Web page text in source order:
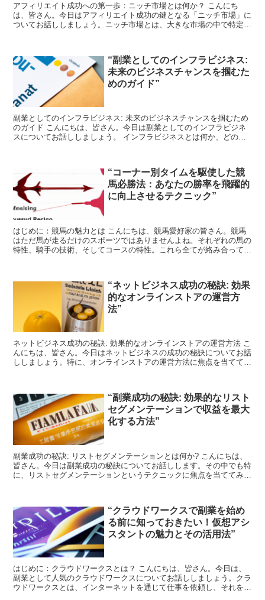
アフィリエイト成功への第一歩：ニッチ市場とは何か？ こんにち
は、皆さん。今日はアフィリエイト成功の鍵となる「ニッチ市場」に
ついてお話ししましょう。ニッチ市場とは、大きな市場の中で特定の
“副業としてのインフラビジネス:
未来のビジネスチャンスを掴むた
めのガイド”
副業としてのインフラビジネス: 未来のビジネスチャンスを掴むため
のガイド こんにちは、皆さん。今日は副業としてのインフラビジネ
スについてお話ししましょう。 インフラビジネスとは何か、どのよ
“コーナー別タイムを駆使した競
馬必勝法：あなたの勝率を飛躍的
に向上させるテクニック”
はじめに：競馬の魅力とは こんにちは、競馬愛好家の皆さん。競馬
はただ馬が走るだけのスポーツではありませんよね。それぞれの馬の
特性、騎手の技術、そしてコースの特性。これら全てが絡み合って、
“ネットビジネス成功の秘訣: 効果
的なオンラインストアの運営方
法”
ネットビジネス成功の秘訣: 効果的なオンラインストアの運営方法 こ
んにちは、皆さん。今日はネットビジネスの成功の秘訣についてお話
ししましょう。特に、オンラインストアの運営方法に焦点を当ててみ
“副業成功の秘訣: 効果的なリスト
セグメンテーションで収益を最大
化する方法”
副業成功の秘訣: リストセグメンテーションとは何か? こんにちは、
皆さん。今日は副業成功の秘訣についてお話しします。その中でも特
に、リストセグメンテーションというテクニックに焦点を当ててみま
“クラウドワークスで副業を始め
る前に知っておきたい！仮想アシ
スタントの魅力とその活用法”
はじめに：クラウドワークスとは？ こんにちは、皆さん。今日は、
副業として人気のクラウドワークスについてお話ししましょう。クラ
ウドワークスとは、インターネットを通じて仕事を依頼し、それを受